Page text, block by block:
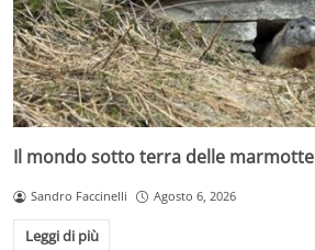
Il mondo sotto terra delle marmotte
Sandro Faccinelli Agosto 6, 2026
Leggi di più